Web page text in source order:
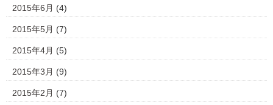
2015年6月 (4)
2015年5月 (7)
2015年4月 (5)
2015年3月 (9)
2015年2月 (7)